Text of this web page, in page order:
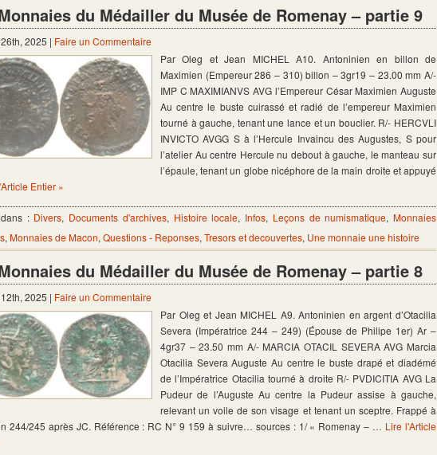
du Médailler du Musée de Romenay – partie 9
2025 | Faire un Commentaire
Par Oleg et Jean MICHEL A10. Antoninien en billon de
Maximien (Empereur 286 – 310) billon – 3gr19 – 23.00 mm A/-
IMP C MAXIMIANVS AVG l’Empereur César Maximien Auguste
Au centre le buste cuirassé et radié de l’empereur Maximien
tourné à gauche, tenant une lance et un bouclier. R/- HERCVLI
INVICTO AVGG S à l’Hercule Invaincu des Augustes, S pour
l’atelier Au centre Hercule nu debout à gauche, le manteau sur
l’épaule, tenant un globe nicéphore de la main droite et appuyé
Entier »
: Divers, Documents d'archives, Histoire locale, Infos, Leçons de numismatique, Monnaies
, Monnaies de Macon, Questions - Reponses, Tresors et decouvertes, Une monnaie une histoire
du Médailler du Musée de Romenay – partie 8
2025 | Faire un Commentaire
Par Oleg et Jean MICHEL A9. Antoninien en argent d’Otacilia
Severa (Impératrice 244 – 249) (Épouse de Philipe 1er) Ar –
4gr37 – 23.50 mm A/- MARCIA OTACIL SEVERA AVG Marcia
Otacilia Severa Auguste Au centre le buste drapé et diadémé
de l’Impératrice Otacilia tourné à droite R/- PVDICITIA AVG La
Pudeur de l’Auguste Au centre la Pudeur assise à gauche,
relevant un voile de son visage et tenant un sceptre. Frappé à
244/245 après JC. Référence : RC N° 9 159 à suivre… sources : 1/ « Romenay – … Lire l'Article